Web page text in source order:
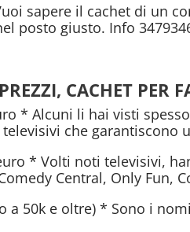
sapere il cachet di un
posto giusto. Info
CACHET PER
* Alcuni li hai visti
che garantiscono
* Volti noti televisivi,
Central, Only Fun,
a 50k e oltre) * Sono i